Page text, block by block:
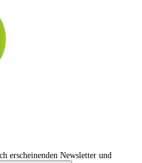
erscheinenden Newsletter und